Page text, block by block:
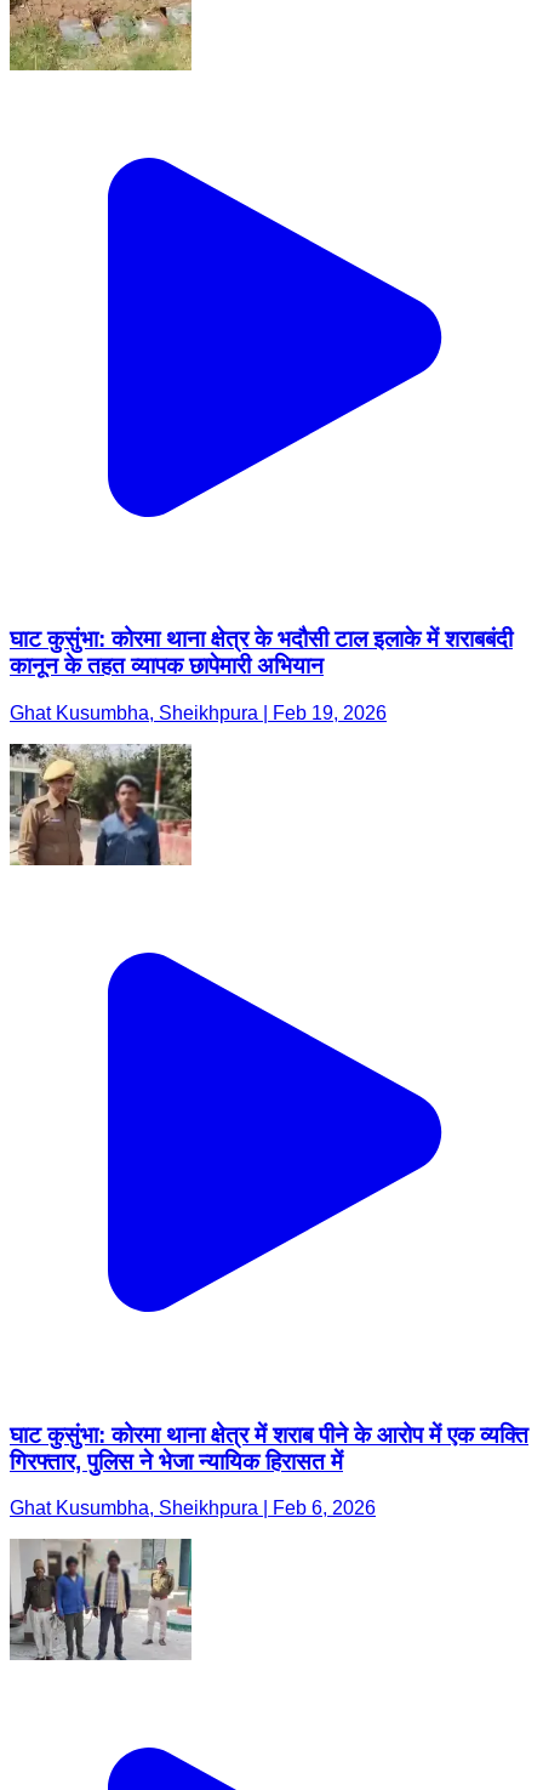
घाट कुसुंभा: कोरमा थाना क्षेत्र के भदौसी टाल इलाके में शराबबंदी
कानून के तहत व्यापक छापेमारी अभियान
Ghat Kusumbha, Sheikhpura | Feb 19, 2026
घाट कुसुंभा: कोरमा थाना क्षेत्र में शराब पीने के आरोप में एक व्यक्ति
गिरफ्तार, पुलिस ने भेजा न्यायिक हिरासत में
Ghat Kusumbha, Sheikhpura | Feb 6, 2026